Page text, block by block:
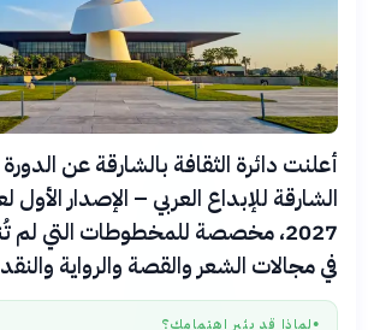
أعلنت دائرة الثقافة بالشارقة عن الدورة
2027، مخصصة للمخطوطات التي لم
في مجالات الشعر والقصة والرواية
● لماذا قد يثير اهتمامك؟